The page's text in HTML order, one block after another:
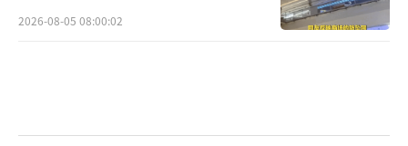
2026-08-05 08:00:02